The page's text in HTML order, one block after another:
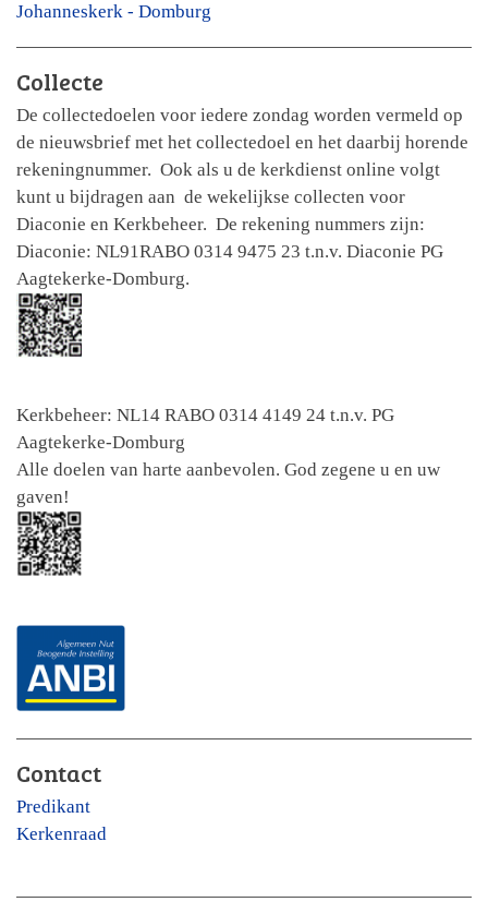
Johanneskerk - Domburg
Collecte
De collectedoelen voor iedere zondag worden vermeld op
de nieuwsbrief met het collectedoel en het daarbij horende
rekeningnummer. Ook als u de kerkdienst online volgt
kunt u bijdragen aan de wekelijkse collecten voor
Diaconie en Kerkbeheer. De rekening nummers zijn:
Diaconie: NL91RABO 0314 9475 23 t.n.v. Diaconie PG
Aagtekerke-Domburg.
Kerkbeheer: NL14 RABO 0314 4149 24 t.n.v. PG
Aagtekerke-Domburg
Alle doelen van harte aanbevolen. God zegene u en uw
gaven!
Contact
Predikant
Kerkenraad